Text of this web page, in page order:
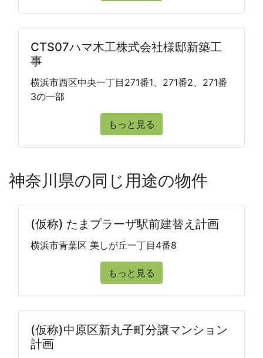
CTS07ハマ木工株式会社様邸新築工
事
横浜市西区中央一丁目271番1、271番2、271番
3の一部
もっと見る
神奈川県の同じ用途の物件
(仮称) たまプラーザ駅前建替え計画
横浜市青葉区 美しが丘一丁目4番8
もっと見る
(仮称)中原区新丸子町分譲マンション
計画